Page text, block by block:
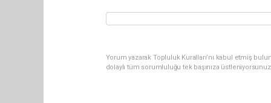
Yorum yazarak Topluluk Kuralları’nı kabul etmiş
dolaylı tüm sorumluluğu tek başınıza